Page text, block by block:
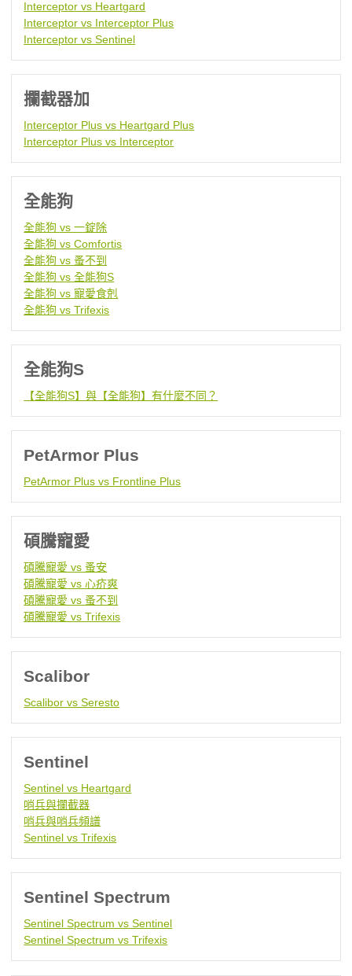
Interceptor vs Heartgard
Interceptor vs Interceptor Plus
Interceptor vs Sentinel
攔截器加
Interceptor Plus vs Heartgard Plus
Interceptor Plus vs Interceptor
全能狗
全能狗 vs 一錠除
全能狗 vs Comfortis
全能狗 vs 蚤不到
全能狗 vs 全能狗S
全能狗 vs 寵愛食剋
全能狗 vs Trifexis
全能狗S
【全能狗S】與【全能狗】有什麼不同？
PetArmor Plus
PetArmor Plus vs Frontline Plus
碩騰寵愛
碩騰寵愛 vs 蚤安
碩騰寵愛 vs 心疥爽
碩騰寵愛 vs 蚤不到
碩騰寵愛 vs Trifexis
Scalibor
Scalibor vs Seresto
Sentinel
Sentinel vs Heartgard
哨兵與攔截器
哨兵與哨兵頻譜
Sentinel vs Trifexis
Sentinel Spectrum
Sentinel Spectrum vs Sentinel
Sentinel Spectrum vs Trifexis